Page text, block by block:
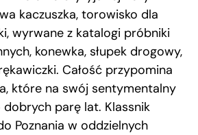
kaczuszka, torowisko dla
wyrwane z katalogi próbniki
konewka, słupek drogowy,
Całość przypomina
które na swój sentymentalny
parę lat. Klassnik
Poznania w oddzielnych